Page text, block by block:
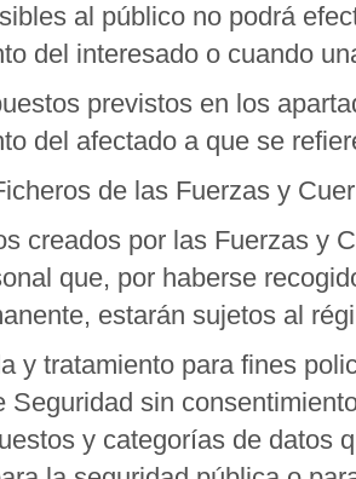
al público no podrá
del interesado o cuando
previstos en los
del afectado a que se
de las Fuerzas y
creados por las Fuerzas y
que, por haberse
estarán sujetos al
y tratamiento para fines
Seguridad sin
y categorías de datos